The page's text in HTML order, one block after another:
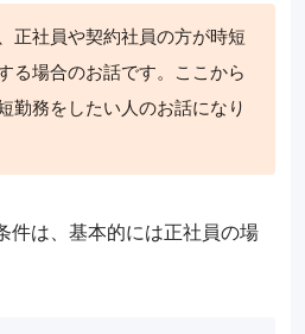
正社員や契約社員の方が時短
る場合のお話です。ここから
勤務をしたい人のお話になり
件は、基本的には正社員の場